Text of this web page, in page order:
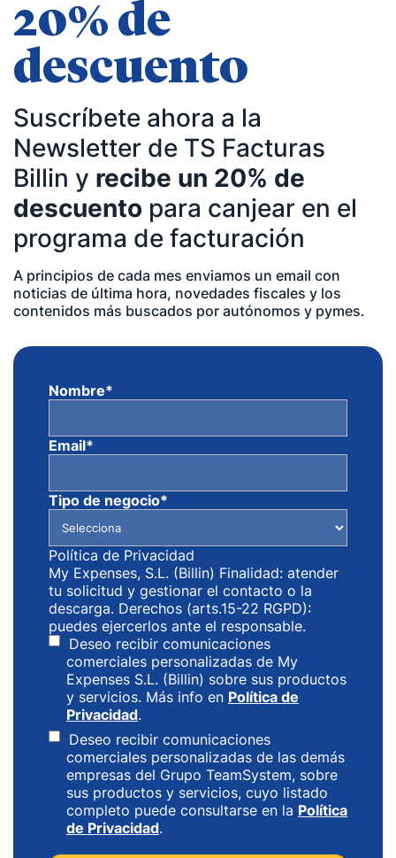
20% de
descuento
Suscríbete ahora a la
Newsletter de TS Facturas
Billin y recibe un 20% de
descuento para canjear en el
programa de facturación
A principios de cada mes enviamos un email con
noticias de última hora, novedades fiscales y los
contenidos más buscados por autónomos y pymes.
Nombre*
Email*
Tipo de negocio*
Política de Privacidad
My Expenses, S.L. (Billin) Finalidad: atender
tu solicitud y gestionar el contacto o la
descarga. Derechos (arts.15-22 RGPD):
puedes ejercerlos ante el responsable.
Deseo recibir comunicaciones
comerciales personalizadas de My
Expenses S.L. (Billin) sobre sus productos
y servicios. Más info en Política de
Privacidad.
Deseo recibir comunicaciones
comerciales personalizadas de las demás
empresas del Grupo TeamSystem, sobre
sus productos y servicios, cuyo listado
completo puede consultarse en la Política
de Privacidad.